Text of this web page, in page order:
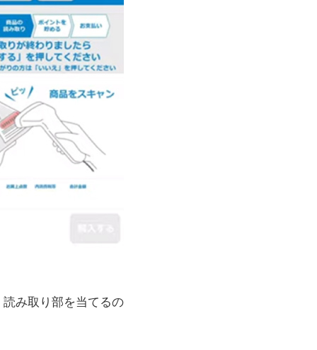
み取り部を当てるの